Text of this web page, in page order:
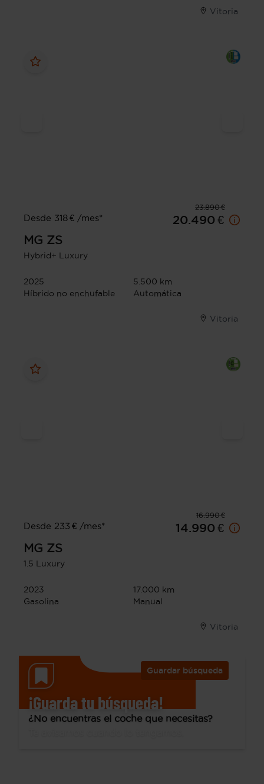
Vitoria
23.890 €
Desde 318 € /mes*
20.490 €
MG ZS
Hybrid+ Luxury
2025
5.500 km
Híbrido no enchufable
Automática
Vitoria
16.990 €
Desde 233 € /mes*
14.990 €
MG ZS
1.5 Luxury
2023
17.000 km
Gasolina
Manual
Vitoria
Guardar búsqueda
¡Guarda tu búsqueda!
¿No encuentras el coche que necesitas?